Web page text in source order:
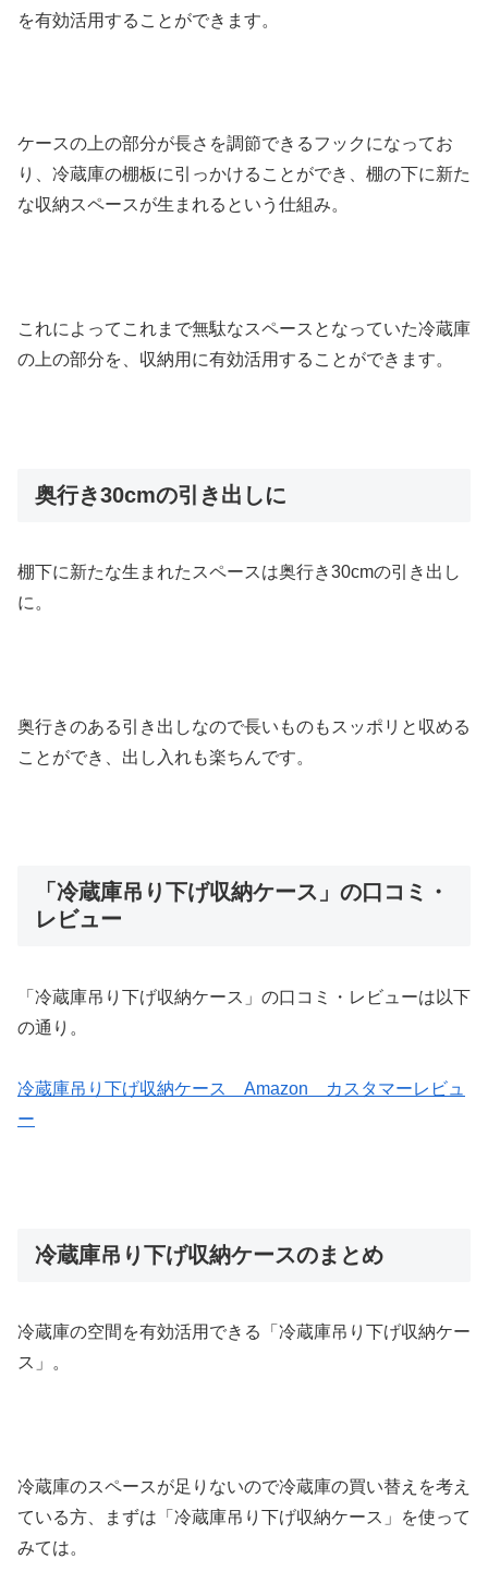
を有効活用することができます。
ケースの上の部分が長さを調節できるフックになってお
り、冷蔵庫の棚板に引っかけることができ、棚の下に新た
な収納スペースが生まれるという仕組み。
これによってこれまで無駄なスペースとなっていた冷蔵庫
の上の部分を、収納用に有効活用することができます。
奥行き30cmの引き出しに
棚下に新たな生まれたスペースは奥行き30cmの引き出し
に。
奥行きのある引き出しなので長いものもスッポリと収める
ことができ、出し入れも楽ちんです。
「冷蔵庫吊り下げ収納ケース」の口コミ・
レビュー
「冷蔵庫吊り下げ収納ケース」の口コミ・レビューは以下
の通り。
冷蔵庫吊り下げ収納ケース Amazon カスタマーレビュ
ー
冷蔵庫吊り下げ収納ケースのまとめ
冷蔵庫の空間を有効活用できる「冷蔵庫吊り下げ収納ケー
ス」。
冷蔵庫のスペースが足りないので冷蔵庫の買い替えを考え
ている方、まずは「冷蔵庫吊り下げ収納ケース」を使って
みては。